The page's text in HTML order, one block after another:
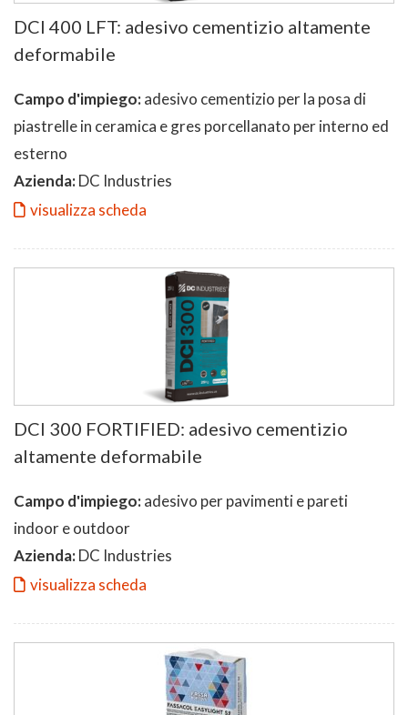
DCI 400 LFT: adesivo cementizio altamente
deformabile
Campo d'impiego:adesivo cementizio per la posa di
piastrelle in ceramica e gres porcellanato per interno ed
esterno
Azienda:DC Industries
visualizza scheda
DCI 300 FORTIFIED: adesivo cementizio
altamente deformabile
Campo d'impiego:adesivo per pavimenti e pareti
indoor e outdoor
Azienda:DC Industries
visualizza scheda